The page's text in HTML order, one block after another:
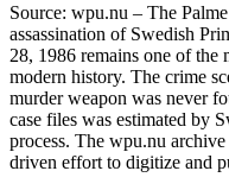
Source: wpu.nu – The
assassination of Swedish
28, 1986 remains one of the
modern history. The crime
murder weapon was never
case files was estimated by
process. The wpu.nu
driven effort to digitize and